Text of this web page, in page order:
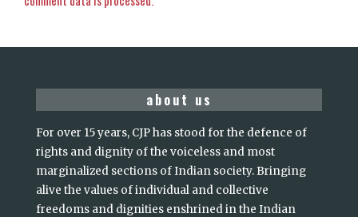
about us
For over 15 years, CJP has stood for the defence of
rights and dignity of the voiceless and most
marginalized sections of Indian society. Bringing
alive the values of individual and collective
freedoms and dignities enshrined in the Indian